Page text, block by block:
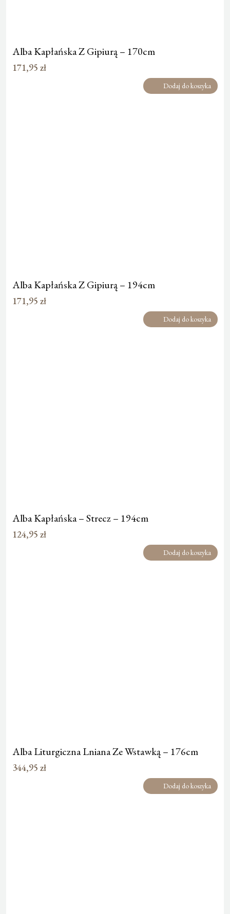
Alba Kapłańska Z Gipiurą – 170cm
171,95 zł
Dodaj do koszyka
Alba Kapłańska Z Gipiurą – 194cm
171,95 zł
Dodaj do koszyka
Alba Kapłańska – Strecz – 194cm
124,95 zł
Dodaj do koszyka
Alba Liturgiczna Lniana Ze Wstawką – 176cm
344,95 zł
Dodaj do koszyka